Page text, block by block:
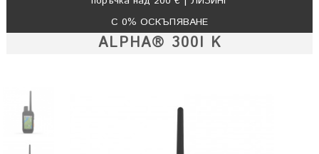
С 0% ОСКЪПЯВАНЕ
ALPHA® 300I K